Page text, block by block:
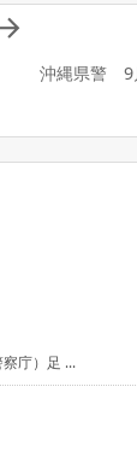
沖縄県警 9

庁）足 ...